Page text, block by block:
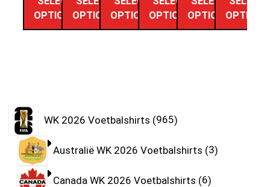
OPTIONSOPTIONSOPTIONSOPTIONSOPTIONSOPTIONS
WK 2026 Voetbalshirts 965
Australië WK 2026 Voetbalshirts 3
Canada WK 2026 Voetbalshirts 6